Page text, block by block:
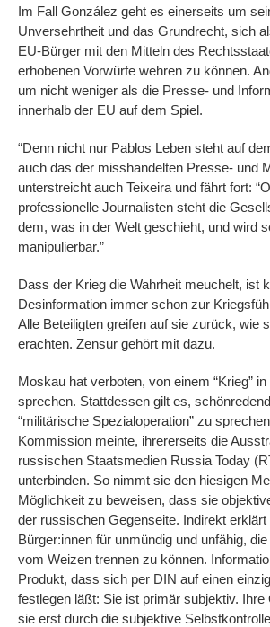
Im Fall González geht es einerseits um
Unversehrtheit und das Grundrecht, sich
EU-Bürger mit den Mitteln des
erhobenen Vorwürfe wehren zu können.
um nicht weniger als die Presse- und
innerhalb der EU auf dem Spiel.
“Denn nicht nur Pablos Leben steht auf
auch das der misshandelten Presse- und
unterstreicht auch Teixeira und fährt fort:
professionelle Journalisten steht die
dem, was in der Welt geschieht, und wird
manipulierbar.”
Dass der Krieg die Wahrheit meuchelt, ist
Desinformation immer schon zur
Alle Beteiligten greifen auf sie zurück, wie
erachten. Zensur gehört mit dazu.
Moskau hat verboten, von einem “Krieg”
sprechen. Stattdessen gilt es,
“militärische Spezialoperation” zu
Kommission meinte, ihrererseits die
russischen Staatsmedien Russia Today
unterbinden. So nimmt sie den hiesigen
Möglichkeit zu beweisen, dass sie
der russischen Gegenseite. Indirekt erklärt
Bürger:innen für unmündig und unfähig,
vom Weizen trennen zu können.
Produkt, dass sich per DIN auf einen
festlegen läßt: Sie ist primär subjektiv. Ihre
sie erst durch die subjektive